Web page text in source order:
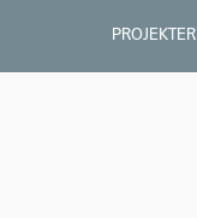
PROJEKTER